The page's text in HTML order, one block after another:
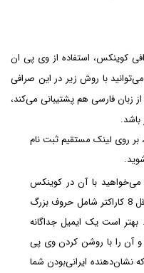
کوینکس، استفاده از وی پی ان
با روش زیر در این صرافی
زبان فارسی هم پشتیبانی می‌کند،
باشد.
بر روی لینک مستقیم ثبت نام
با آن در کوینکس
فعالیت کنید و یک رمز عبور قوی با حداقل 8 کاراکتر شامل حروف بزرگ
بهتر است یک ایمیل جداگانه
و آن را با روشن کردن وی پی
نشان‌دهنده ایرانی‌بودن شما